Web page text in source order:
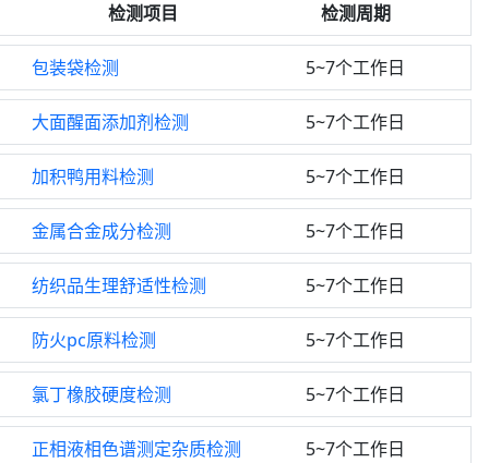
检测项目 检测周期
包装袋检测 5~7个工作日
大面醒面添加剂检测 5~7个工作日
加积鸭用料检测 5~7个工作日
金属合金成分检测 5~7个工作日
纺织品生理舒适性检测 5~7个工作日
防火pc原料检测 5~7个工作日
氯丁橡胶硬度检测 5~7个工作日
正相液相色谱测定杂质检测 5~7个工作日